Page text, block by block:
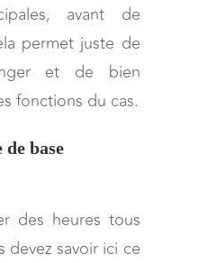
avant de
permet juste de
et de bien
fonctions du cas.
base
des heures tous
devez savoir ici ce